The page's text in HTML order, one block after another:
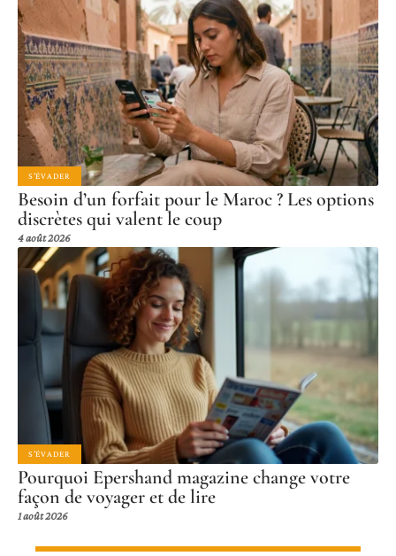
S'ÉVADER
Besoin d’un forfait pour le Maroc ? Les options
discrètes qui valent le coup
4 août 2026
S'ÉVADER
Pourquoi Epershand magazine change votre
façon de voyager et de lire
1 août 2026